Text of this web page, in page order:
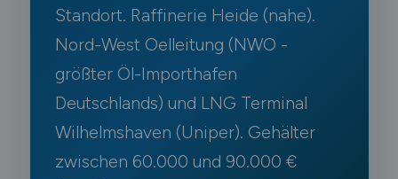
Standort. Raffinerie Heide (nahe).
Nord-West Oelleitung (NWO -
größter Öl-Importhafen
Deutschlands) und LNG Terminal
Wilhelmshaven (Uniper). Gehälter
zwischen 60.000 und 90.000 €